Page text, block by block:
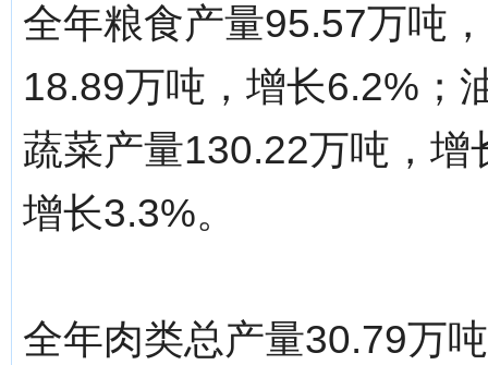
全年粮食产量95.57万吨
18.89万吨，增长6.2%；
蔬菜产量130.22万吨，
增长3.3%。
全年肉类总产量30.79万